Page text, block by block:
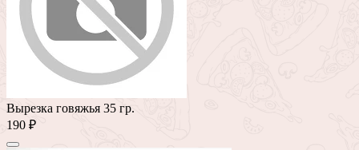
Вырезка говяжья 35 гр.
190 ₽